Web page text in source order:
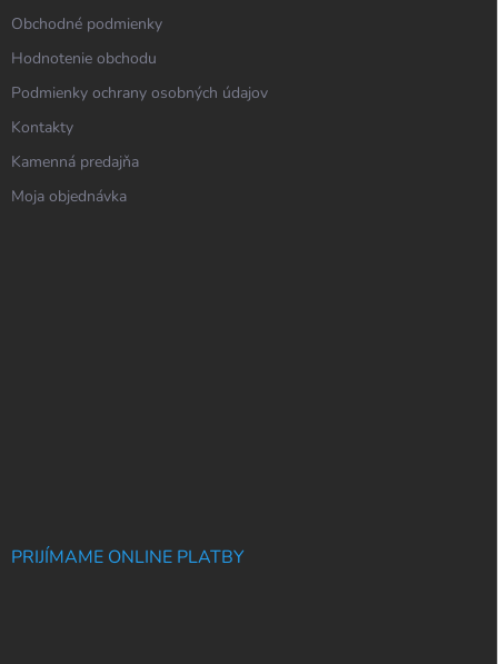
Obchodné podmienky
Hodnotenie obchodu
Podmienky ochrany osobných údajov
Kontakty
Kamenná predajňa
Moja objednávka
PRIJÍMAME ONLINE PLATBY